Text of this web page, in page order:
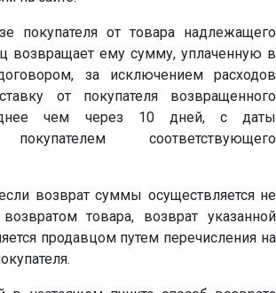
покупателя от товара надлежащего
возвращает ему сумму, уплаченную в
за исключением расходов
от покупателя возвращенного
чем через 10 дней, с даты
соответствующего
возврат суммы осуществляется не
товара, возврат указанной
продавцом путем перечисления на